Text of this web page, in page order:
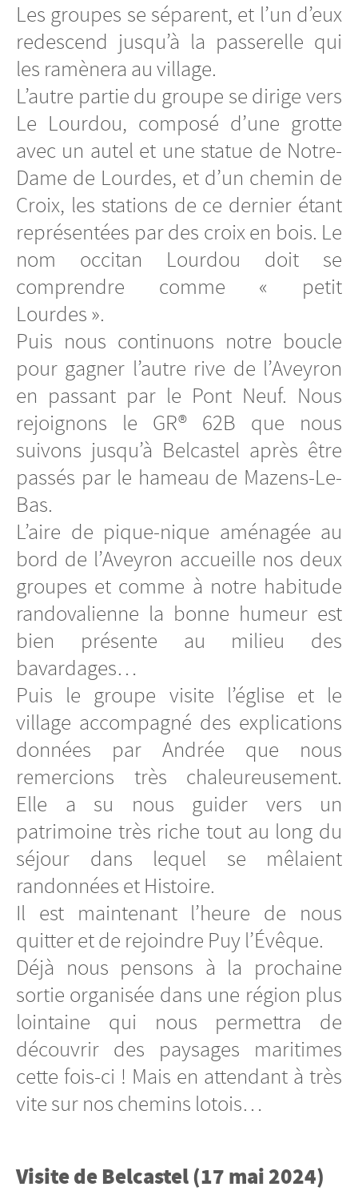
Les groupes se séparent, et l’un d’eux
redescend jusqu’à la passerelle qui
les ramènera au village.
L’autre partie du groupe se dirige vers
Le Lourdou, composé d’une grotte
avec un autel et une statue de Notre-
Dame de Lourdes, et d’un chemin de
Croix, les stations de ce dernier étant
représentées par des croix en bois. Le
nom occitan Lourdou doit se
comprendre comme « petit
Lourdes ».
Puis nous continuons notre boucle
pour gagner l’autre rive de l’Aveyron
en passant par le Pont Neuf. Nous
rejoignons le GR® 62B que nous
suivons jusqu’à Belcastel après être
passés par le hameau de Mazens-Le-
Bas.
L’aire de pique-nique aménagée au
bord de l’Aveyron accueille nos deux
groupes et comme à notre habitude
randovalienne la bonne humeur est
bien présente au milieu des
bavardages…
Puis le groupe visite l’église et le
village accompagné des explications
données par Andrée que nous
remercions très chaleureusement.
Elle a su nous guider vers un
patrimoine très riche tout au long du
séjour dans lequel se mêlaient
randonnées et Histoire.
Il est maintenant l’heure de nous
quitter et de rejoindre Puy l’Évêque.
Déjà nous pensons à la prochaine
sortie organisée dans une région plus
lointaine qui nous permettra de
découvrir des paysages maritimes
cette fois-ci ! Mais en attendant à très
vite sur nos chemins lotois…
Visite de Belcastel (17 mai 2024)